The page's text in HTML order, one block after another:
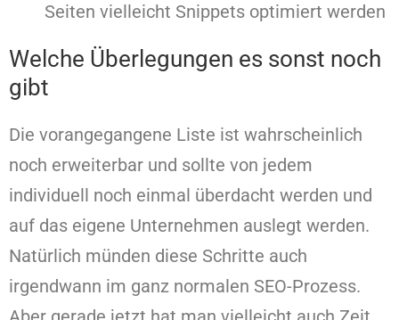
Seiten vielleicht Snippets optimiert werden
Welche Überlegungen es sonst noch
gibt
Die vorangegangene Liste ist wahrscheinlich
noch erweiterbar und sollte von jedem
individuell noch einmal überdacht werden und
auf das eigene Unternehmen auslegt werden.
Natürlich münden diese Schritte auch
irgendwann im ganz normalen SEO-Prozess.